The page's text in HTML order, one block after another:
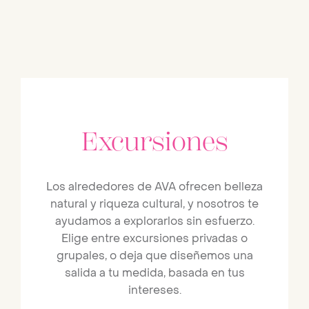
Excursiones
Los alrededores de AVA ofrecen belleza
natural y riqueza cultural, y nosotros te
ayudamos a explorarlos sin esfuerzo.
Elige entre excursiones privadas o
grupales, o deja que diseñemos una
salida a tu medida, basada en tus
intereses.